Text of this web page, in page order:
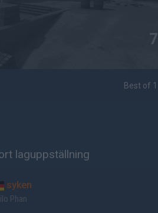
7
Best of 1
laguppställning
syken
Phan